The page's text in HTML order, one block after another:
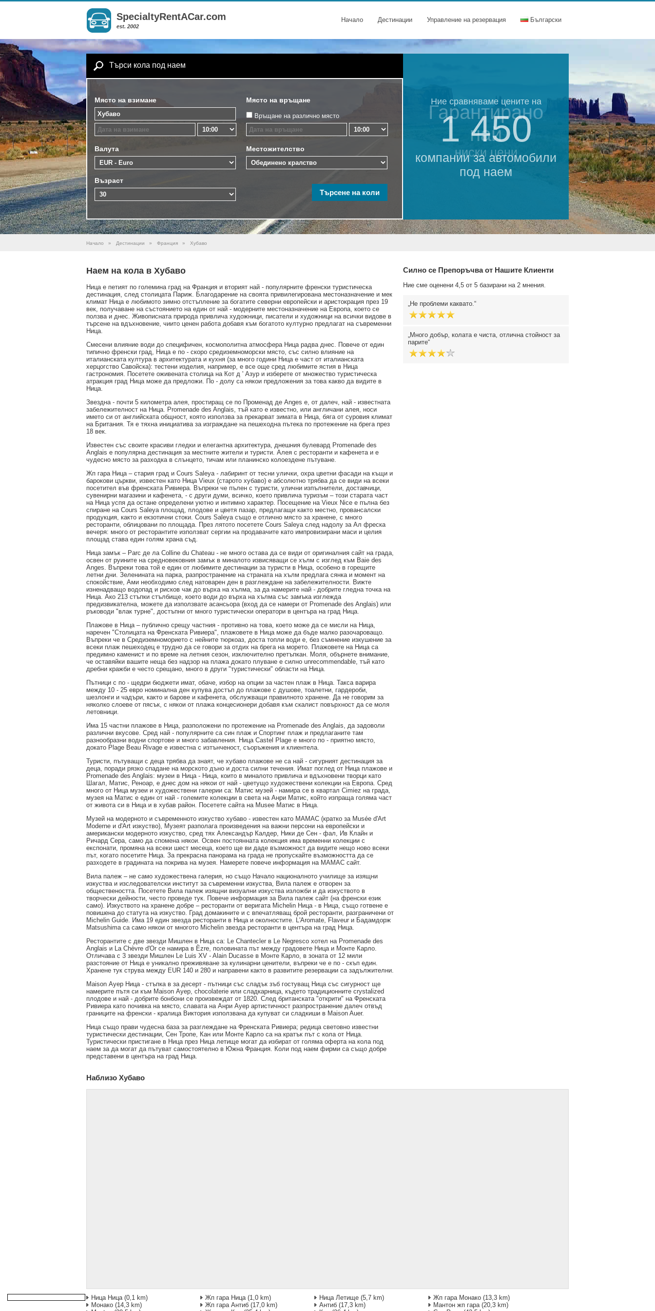
SpecialtyRentACar.com
est. 2002
Начало Дестинации Управление на резервация Български
Търси кола под наем
Място на взимане Място на връщане
Връщане на различно място
Валута Местожителство
Възраст
Ние сравняваме цените на
1 450
компании за автомобили
под наем
Гарантирано
най
ниски цени
Начало » Дестинации » Франция » Хубаво
Наем на кола в Хубаво
Ница е петият по големина град на Франция и вторият най - популярните френски туристическа
дестинация, след столицата Париж. Благодарение на своята привилегирована местоназначение и мек
климат Ница е любимото зимно отстъпление за богатите северни европейски и аристокрация през 19
век, получаване на състоянието на един от най - модерните местоназначение на Европа, което се
ползва и днес. Живописната природа привлича художници, писатели и художници на всички видове в
търсене на вдъхновение, чиито ценен работа добавя към богатото културно предлагат на съвременни
Ница.
Смесени влияние води до специфичен, космополитна атмосфера Ница радва днес. Повече от един
типично френски град, Ница е по - скоро средиземноморски място, със силно влияние на
италианската култура в архитектурата и кухня (за много години Ница е част от италианската
херцогство Савойска): тестени изделия, например, е все още сред любимите ястия в Ница
гастрономия. Посетете оживената столица на Кот д ' Азур и изберете от множество туристическа
атракция град Ница може да предложи. По - долу са някои предложения за това какво да видите в
Ница.
Звездна - почти 5 километра алея, простиращ се по Променад де Anges е, от далеч, най - известната
забележителност на Ница. Promenade des Anglais, тъй като е известно, или англичани алея, носи
името си от английската общност, която използва за прекарват зимата в Ница, бяга от суровия климат
на Британия. Тя е тяхна инициатива за изграждане на пешеходна пътека по протежение на брега през
18 век.
Известен със своите красиви гледки и елегантна архитектура, днешния булевард Promenade des
Anglais е популярна дестинация за местните жители и туристи. Алея с ресторанти и кафенета и е
чудесно място за разходка в слънцето, тичам или планинско колоездене пътуване.
Жп гара Ница – стария град и Cours Saleya - лабиринт от тесни улички, охра цветни фасади на къщи и
барокови църкви, известен като Ница Vieux (старото хубаво) е абсолютно трябва да се види на всеки
посетител във френската Ривиера. Въпреки че пълен с туристи, улични изпълнители, доставчици,
сувенирни магазини и кафенета, - с други думи, всичко, което привлича туризъм – този старата част
на Ница успя да остане определени уютно и интимно характер. Посещение на Vieux Nice е пълна без
спиране на Cours Saleya площад, плодове и цветя пазар, предлагащи както местно, провансалски
продукция, както и екзотични стоки. Cours Saleya също е отлично място за хранене, с много
ресторанти, облицовани по площада. През лятото посетете Cours Saleya след надолу за Ал фреска
вечеря: много от ресторантите използват сергии на продавачите като импровизирани маси и целия
площад става един голям храна съд.
Ница замък – Parc де ла Colline du Chateau - не много остава да се види от оригиналния сайт на града,
освен от руините на средновековния замък в миналото извисяващи се хълм с изглед към Baie des
Anges. Въпреки това той е един от любимите дестинации за туристи в Ница, особено в горещите
летни дни. Зеленината на парка, разпространение на страната на хълм предлага сянка и момент на
спокойствие, Ами необходимо след натоварен ден в разглеждане на забележителности. Вижте
изненадващо водопад и рисков чак до върха на хълма, за да намерите най - добрите гледна точка на
Ница. Ако 213 стъпки стълбище, което води до върха на хълма със замъка изглежда
предизвикателна, можете да използвате асансьора (вход да се намери от Promenade des Anglais) или
ръководи "влак турне", достъпни от много туристически оператори в центъра на град Ница.
Плажове в Ница – публично срещу частния - противно на това, което може да се мисли на Ница,
наречен "Столицата на Френската Ривиера", плажовете в Ница може да бъде малко разочароващо.
Въпреки че в Средиземноморието с нейните тюркоаз, доста топли води е, без съмнение изкушение за
всеки плаж пешеходец е трудно да се говори за отдих на брега на морето. Плажовете на Ница са
предимно каменист и по време на летния сезон, изключително претъпкан. Моля, обърнете внимание,
че оставяйки вашите неща без надзор на плажа докато плуване е силно unrecommendable, тъй като
дребни кражби е често срещано, много в други "туристически" области на Ница.
Пътници с по - щедри бюджети имат, обаче, избор на опции за частен плаж в Ница. Такса варира
между 10 - 25 евро номинална ден купува достъп до плажове с душове, тоалетни, гардероби,
шезлонги и чадъри, както и барове и кафенета, обслужващи правилното хранене. Да не говорим за
няколко слоеве от пясък, с някои от плажа концесионери добавя към скалист повърхност да се моля
летовници.
Има 15 частни плажове в Ница, разположени по протежение на Promenade des Anglais, да задоволи
различни вкусове. Сред най - популярните са син плаж и Спортинг плаж и предлаганите там
разнообразни водни спортове и много забавления. Ница Castel Plage е много по - приятно място,
докато Plage Beau Rivage е известна с изтънченост, съоръжения и клиентела.
Туристи, пътуващи с деца трябва да знаят, че хубаво плажове не са най - сигурният дестинация за
деца, поради рязко спадане на морското дъно и доста силни течения. Имат поглед от Ница плажове и
Promenade des Anglais: музеи в Ница - Ница, които в миналото привлича и вдъхновени творци като
Шагал, Матис, Реноар, е днес дом на някои от най - цветущо художествени колекции на Европа. Сред
много от Ница музеи и художествени галерии са: Матис музей - намира се в квартал Cimiez на града,
музея на Матис е един от най - големите колекции в света на Анри Матис, който изпраща голяма част
от живота си в Ница и в хубав район. Посетете сайта на Musee Матис в Ница.
Музей на модерното и съвременното изкуство хубаво - известен като MAMAC (кратко за Musée d'Art
Moderne и d'Art изкуство), Музеят разполага произведения на важни персони на европейски и
американски модерното изкуство, сред тях Александър Калдер, Ники де Сен - фал, Ив Клайн и
Ричард Сера, само да спомена някои. Освен постоянната колекция има временни колекции с
експонати, промяна на всеки шест месеца, което ще ви даде възможност да видите нещо ново всеки
път, когато посетите Ница. За прекрасна панорама на града не пропускайте възможността да се
разходете в градината на покрива на музея. Намерете повече информация на MAMAC сайт.
Вила палеж – не само художествена галерия, но също Начало националното училище за изящни
изкуства и изследователски институт за съвременни изкуства, Вила палеж е отворен за
обществеността. Посетете Вила палеж изящни визуални изкуства изложби и да изкуството в
творчески дейности, често проведе тук. Повече информация за Вила палеж сайт (на френски език
само). Изкуството на хранене добре – ресторанти от веригата Michelin Ница - в Ница, също готвене е
повишена до статута на изкуство. Град домакините и с впечатляващ брой ресторанти, разграничени от
Michelin Guide. Има 19 един звезда ресторанти в Ница и околностите. L'Aromate, Flaveur и Бадамдорж
Matsushima са само някои от многото Michelin звезда ресторанти в центъра на град Ница.
Ресторантите с две звезди Мишлен в Ница са: Le Chantecler в Le Negresco хотел на Promenade des
Anglais и La Chèvre d'Or се намира в Èzre, половината път между градовете Ница и Монте Карло.
Отличава с 3 звезди Мишлен Le Luis XV - Alain Ducasse в Монте Карло, в зоната от 12 мили
разстояние от Ница е уникално преживяване за кулинарни ценители, въпреки че е по - скъп един.
Хранене тук струва между EUR 140 и 280 и направени както в развитите резервации са задължителни.
Maison Ауер Ница - стъпка в за десерт - пътници със сладък зъб гостуващ Ница със сигурност ще
намерите пътя си към Maison Ауер, chocolaterie или сладкарница, където традиционните crystalized
плодове и най - добрите бонбони се произвеждат от 1820. След британската "открити" на Френската
Ривиера като почивка на място, славата на Анри Ауер артистичност разпространение далеч отвъд
границите на френски - кралица Виктория използвана да купуват си сладкиши в Maison Auer.
Ница също прави чудесна база за разглеждане на Френската Ривиера; редица световно известни
туристически дестинации, Сен Тропе, Кан или Монте Карло са на кратък път с кола от Ница.
Туристически пристигане в Ница през Ница летище могат да избират от голяма оферта на кола под
наем за да могат да пътуват самостоятелно в Южна Франция. Коли под наем фирми са също добре
представени в центъра на град Ница.
Силно се Препоръчва от Нашите Клиенти
Ние сме оценени 4,5 от 5 базирани на 2 мнения.
Не проблеми каквато.
Много добър, колата е чиста, отлична стойност за
парите
Наблизо Хубаво
Ница Ница(0,1 km) Жп гара Ница(1,0 km) Ница Летище (5,7 km) Жп гара Монако (13,3 km)
Монако (14,3 km) Жп гара Антиб (17,0 km) Антиб (17,3 km) Мантон жп гара(20,3 km)